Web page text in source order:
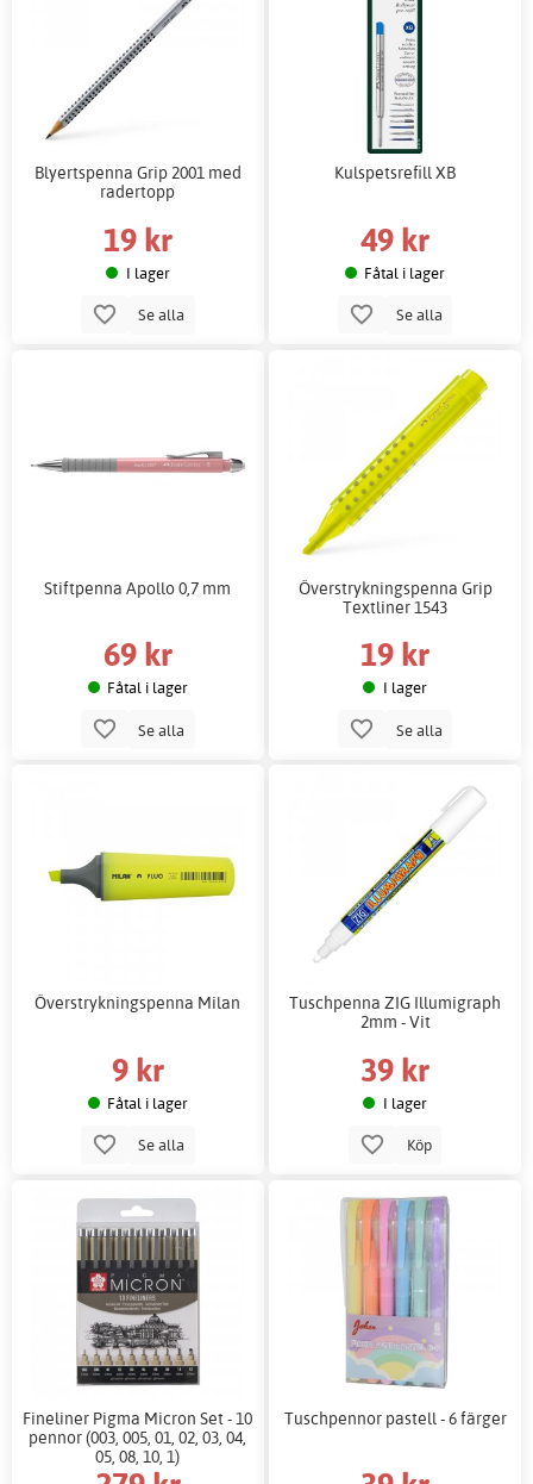
Blyertspenna Grip 2001 med
radertopp
19 kr
I lager
Se alla
Kulspetsrefill XB
49 kr
Fåtal i lager
Se alla
Stiftpenna Apollo 0,7 mm
69 kr
Fåtal i lager
Se alla
Överstrykningspenna Grip
Textliner 1543
19 kr
I lager
Se alla
Överstrykningspenna Milan
9 kr
Fåtal i lager
Se alla
Tuschpenna ZIG Illumigraph
2mm - Vit
39 kr
I lager
Köp
Fineliner Pigma Micron Set - 10
pennor (003, 005, 01, 02, 03, 04,
05, 08, 10, 1)
Tuschpennor pastell - 6 färger